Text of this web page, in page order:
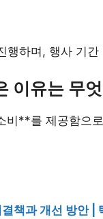
하며, 행사 기
이유는 무
**를 제공함으
책과 개선 방안 |